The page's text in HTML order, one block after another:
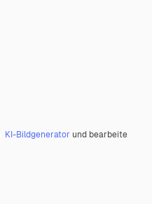
KI-Bildgenerator und bearbeite